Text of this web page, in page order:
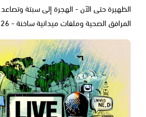
الظهيرة حتى الآن - الهجرة إلى سبتة
المرافق الصحية وملفات ميدانية ساخنة - 03.08.2026